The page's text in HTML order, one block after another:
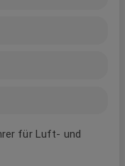
für Luft- und